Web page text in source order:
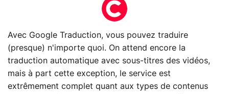
Avec Google Traduction, vous pouvez traduire
(presque) n'importe quoi. On attend encore la
traduction automatique avec sous-titres des vidéos,
mais à part cette exception, le service est
extrêmement complet quant aux types de contenus